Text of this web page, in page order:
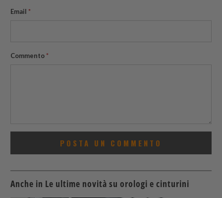
Email *
Commento *
Anche in Le ultime novità su orologi e cinturini